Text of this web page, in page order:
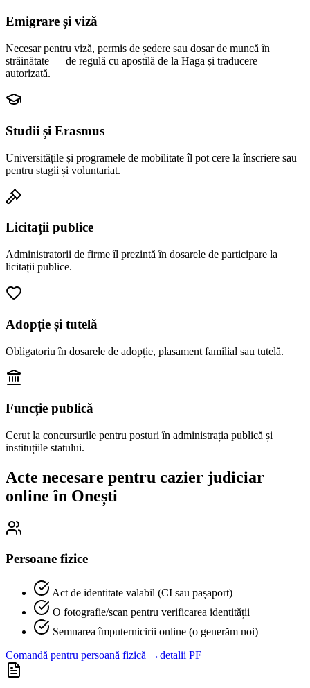
Emigrare și viză
Necesar pentru viză, permis de ședere sau dosar de muncă în
străinătate — de regulă cu apostilă de la Haga și traducere
autorizată.
Studii și Erasmus
Universitățile și programele de mobilitate îl pot cere la înscriere sau
pentru stagii și voluntariat.
Licitații publice
Administratorii de firme îl prezintă în dosarele de participare la
licitații publice.
Adopție și tutelă
Obligatoriu în dosarele de adopție, plasament familial sau tutelă.
Funcție publică
Cerut la concursurile pentru posturi în administrația publică și
instituțiile statului.
Acte necesare pentru cazier judiciar
online în Onești
Persoane fizice
Act de identitate valabil (CI sau pașaport)
O fotografie/scan pentru verificarea identității
Semnarea împuternicirii online (o generăm noi)
Comandă pentru persoană fizică →detalii PF